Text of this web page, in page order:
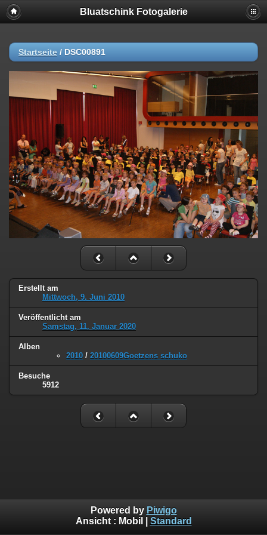
Bluatschink Fotogalerie
Startseite / DSC00891
Erstellt am
Mittwoch, 9. Juni 2010
Veröffentlicht am
Samstag, 11. Januar 2020
Alben
2010 / 20100609Goetzens schuko
Besuche
5912
Powered by Piwigo
Ansicht : Mobil Standard